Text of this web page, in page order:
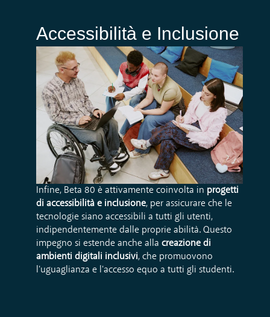
Accessibilità e Inclusione
Infine, Beta 80 è attivamente coinvolta in progetti
di accessibilità e inclusione, per assicurare che le
tecnologie siano accessibili a tutti gli utenti,
indipendentemente dalle proprie abilità. Questo
impegno si estende anche alla creazione di
ambienti digitali inclusivi, che promuovono
l'uguaglianza e l'accesso equo a tutti gli studenti.